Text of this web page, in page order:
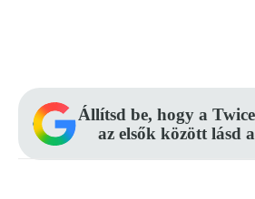
Állítsd be, hogy a
az elsők között lásd